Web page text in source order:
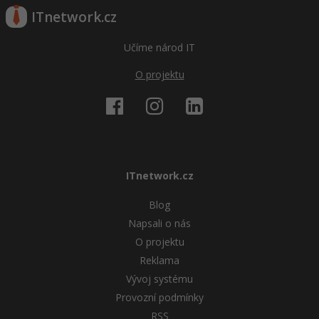
ITnetwork.cz
Učíme národ IT
O projektu
ITnetwork.cz
Blog
Napsali o nás
O projektu
Reklama
Vývoj systému
Provozní podmínky
RSS